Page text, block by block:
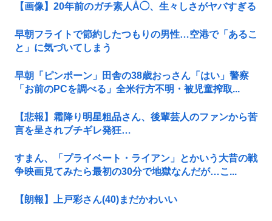
【画像】20年前のガチ素人Å◯、生々しさがヤバすぎる
早朝フライトで節約したつもりの男性…空港で「あるこ
と」に気づいてしまう
早朝「ピンポーン」田舎の38歳おっさん「はい」警察
「お前のPCを調べる」全米行方不明・被児童搾取...
【悲報】霜降り明星粗品さん、後輩芸人のファンから苦
言を呈されブチギレ発狂…
すまん、「プライベート・ライアン」とかいう大昔の戦
争映画見てみたら最初の30分で地獄なんだが…こ...
【朗報】上戸彩さん(40)まだかわいい